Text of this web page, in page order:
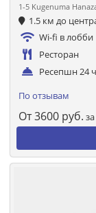
1-5 Kugenuma
1.5 км до
Wi-fi в лобби
Ресторан
Ресепшн 24
По отзывам
От3600 руб.